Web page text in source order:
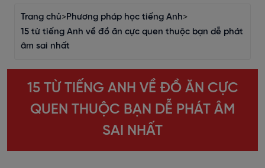
Trang chủ>Phương pháp học tiếng Anh>
15 từ tiếng Anh về đồ ăn cực quen thuộc bạn dễ phát
âm sai nhất
15 TỪ TIẾNG ANH VỀ ĐỒ ĂN CỰC
QUEN THUỘC BẠN DỄ PHÁT ÂM
SAI NHẤT